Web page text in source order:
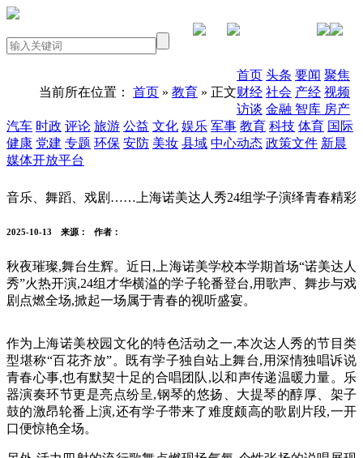
当前所在位置： 首页 » 教育 » 正文
首页 头条 要闻 聚焦
财经 社会 产经 视频
访谈 金融 智库 房产
汽车 时政 评论 旅游 公益 文化 娱乐 军事 教育 科技 体育 国际
健康 党建 专题 环保 安防 美妆 县域 中心动态 政策文件 新晨
媒体开放平台
音乐、舞蹈、戏剧……上海诺美达人秀24组学子演绎青春精彩
2025-10-13 来源： 作者：
秋夜璀璨,舞台生辉。近日,上海诺美学校本学期首场“诺美达人
秀”火热开演,24组才华横溢的学子轮番登台,用歌声、舞步与戏
剧点燃全场,掀起一场属于青春的视听盛宴。
作为上海诺美校园文化的特色活动之一,本次达人秀的节目类
型堪称“百花齐放”。既有学子独自站上舞台,用深情独唱诉说
青春心事,也有默契十足的合唱团队,以和声传递温暖力量。乐
器演奏环节更是亮点纷呈,钢琴的悠扬、大提琴的醇厚、架子
鼓的激昂轮番上演,还有学子带来了难度颇高的歌剧片段,一开
口便惊艳全场。